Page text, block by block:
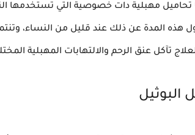
تحاميل مهبلية دات خصوصية التي تستخدمها
المدة عن ذلك عند قليل من النساء،
تآكل عنق الرحم والالتهابات المهبلية
البوثيل